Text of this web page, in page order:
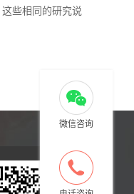
些相同的研究说
微信咨询